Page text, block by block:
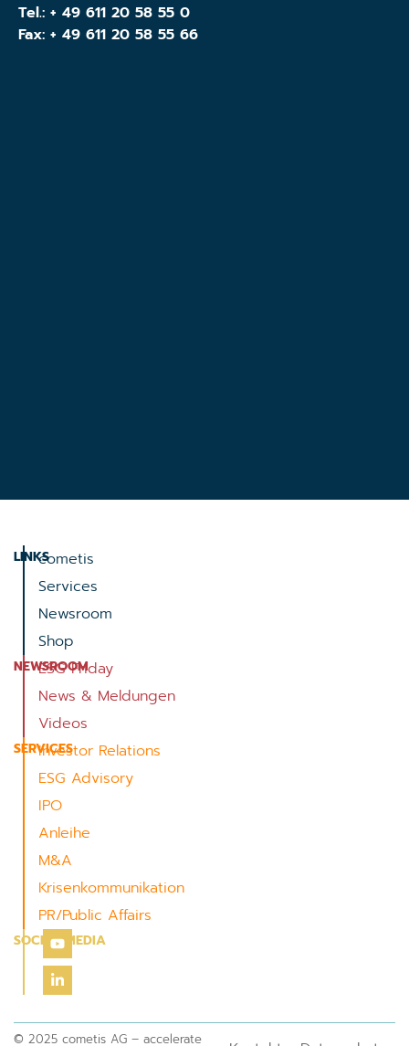
Tel.: + 49 611 20 58 55 0
Fax: + 49 611 20 58 55 66
LINKScometis
Services
Newsroom
Shop
NEWSROOM
ESG Friday
News & Meldungen
Videos
SERVICES
Investor Relations
ESG Advisory
IPO
Anleihe
M&A
Krisenkommunikation
PR/Public Affairs
SOCIAL MEDIA
© 2025 cometis AG – accelerate